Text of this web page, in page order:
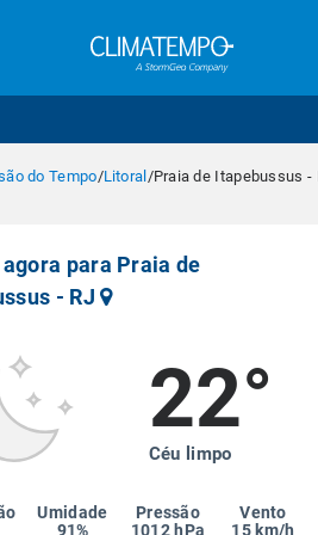
do Tempo/Litoral /Praia de Itapebussus -
para Praia de
- RJ
22°
Céu limpo
Umidade
91%
Pressão
1012 hPa
Vento
15 km/h
Equipe